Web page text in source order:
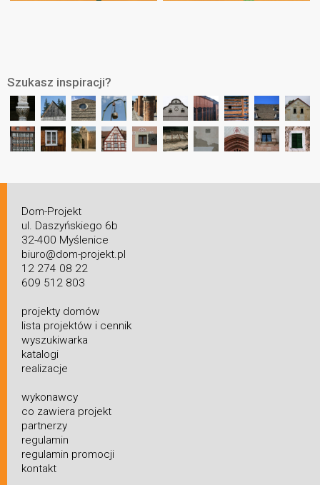
Szukasz inspiracji?
Dom-Projekt
ul. Daszyńskiego 6b
32-400 Myślenice
biuro@dom-projekt.pl
12 274 08 22
609 512 803
projekty domów
lista projektów i cennik
wyszukiwarka
katalogi
realizacje
wykonawcy
co zawiera projekt
partnerzy
regulamin
regulamin promocji
kontakt